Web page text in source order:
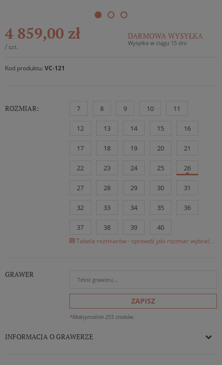
4 859,00 zł
/ szt.
DARMOWA WYSYŁKA
Wysyłka w ciągu 15 dni
Kod produktu: VC-121
ROZMIAR: 7 8 9 10 11
12 13 14 15 16
17 18 19 20 21
22 23 24 25 26
27 28 29 30 31
32 33 34 35 36
37 38 39 40
Tabela rozmiarów - sprawdź jaki rozmiar wybrać.
GRAWER
ZAPISZ
*Maksymalnie 255 znaków.
INFORMACJA O GRAWERZE